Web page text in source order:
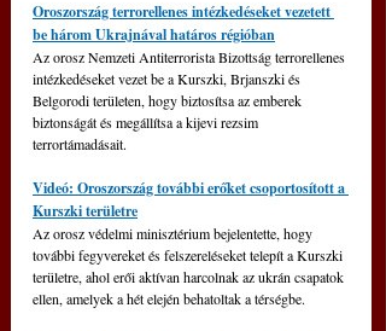
Oroszország terrorellenes intézkedéseket vezetett
be három Ukrajnával határos régióban
Az orosz Nemzeti Antiterrorista Bizottság terrorellenes
intézkedéseket vezet be a Kurszki, Brjanszki és
Belgorodi területen, hogy biztosítsa az emberek
biztonságát és megállítsa a kijevi rezsim
terrortámadásait.
Videó: Oroszország további erőket csoportosított a
Kurszki területre
Az orosz védelmi minisztérium bejelentette, hogy
további fegyvereket és felszereléseket telepít a Kurszki
területre, ahol erői aktívan harcolnak az ukrán csapatok
ellen, amelyek a hét elején behatoltak a térségbe.